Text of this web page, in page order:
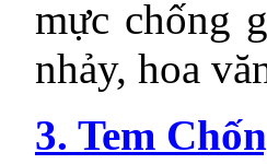
mực chống
nhảy, hoa
3. Tem